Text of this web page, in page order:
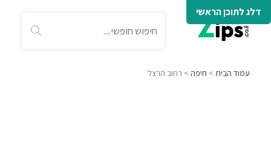
דלג לתוכן הראשי
עמוד הבית > חיפה > רחוב הרצל